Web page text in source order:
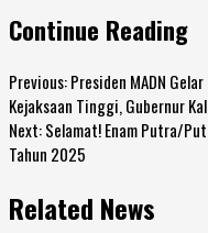
Continue Reading
Previous:Presiden MADN
Kejaksaan Tinggi, Gubernur
Next:Selamat! Enam Putra/
Tahun 2025
Related News